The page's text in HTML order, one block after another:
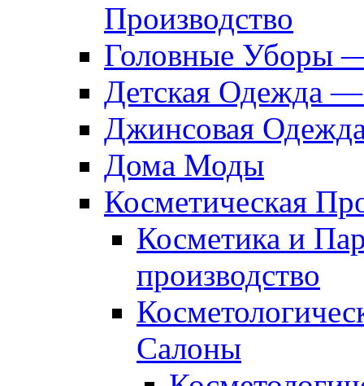
Производство
Головные Уборы
Детская Одежда
Джинсовая
Дома Моды
Косметическая
Косметика и
производство
Салоны